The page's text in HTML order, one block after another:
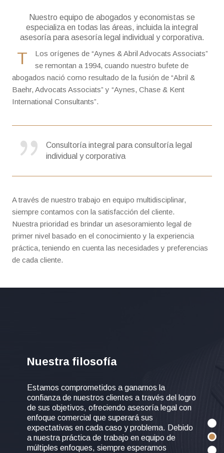
Nuestro equipo de abogados y economistas se
especializa en todas las áreas, incluida la integral
asesoría para asesoría legal individual y corporativa.
T
Los orígenes de “Aynes & Abril Advocats Associats”
se remontan a 1994, cuando nuestro bufete de
abogados nació como resultado de la fusión de “Abril &
Baehr, Advocats Associats” y “Aynes, Chase & Kent
International Consultants”.
Consultoría integral para consultoría legal
individual y corporativa
A través de nuestro trabajo en equipo multidisciplinar,
siempre contamos con la satisfacción del cliente.
Nuestra prioridad es brindar un asesoramiento legal de
primer nivel basado en el conocimiento y la experiencia
práctica, teniendo en cuenta las necesidades y preferencias
de cada cliente.
Nuestra filosofía
Estamos comprometidos a ganarnos la
confianza de nuestros clientes a través del logro
de sus objetivos, ofreciendo asesoría legal con
enfoque comercial que superará sus
expectativas en cada caso y problema. Debido
a nuestra práctica de trabajo en equipo de
múltiples enfoques, siempre esperamos